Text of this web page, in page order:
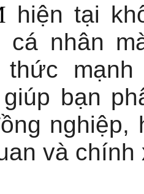
hiện tại
cá nhân
giúp bạn
nghiệp,
và chính